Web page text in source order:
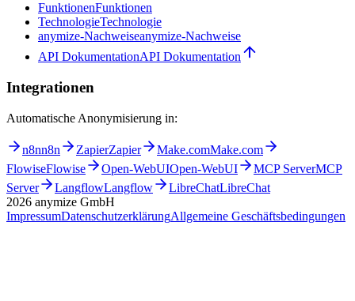
FunktionenFunktionen
TechnologieTechnologie
anymize-Nachweiseanymize-Nachweise
API DokumentationAPI Dokumentation
Integrationen
Automatische Anonymisierung in:
n8nn8n ZapierZapier Make.comMake.com
FlowiseFlowise Open-WebUIOpen-WebUI MCP ServerMCP
Server
LangflowLangflow LibreChatLibreChat
2026 anymize GmbH
ImpressumDatenschutzerklärungAllgemeine Geschäftsbedingungen